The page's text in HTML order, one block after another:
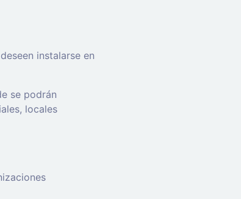
instalarse en
se podrán
locales